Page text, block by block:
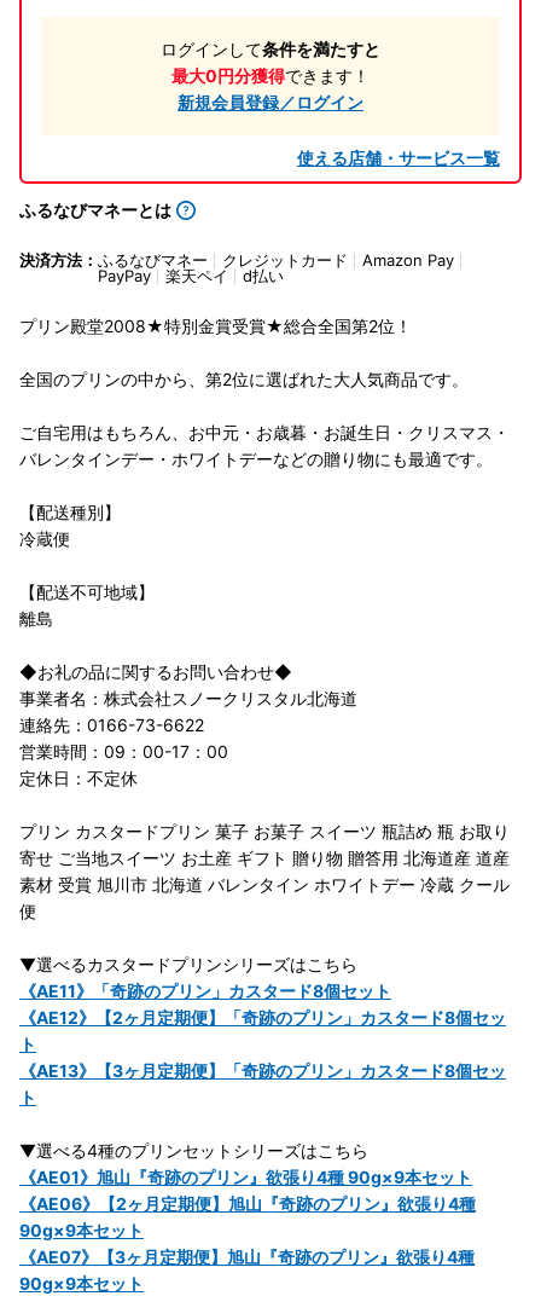
ログインして条件を満たすと
最大0円分獲得できます！
新規会員登録／ログイン
使える店舗・サービス一覧
ふるなびマネーとは
決済方法： ふるなびマネー クレジットカード
Amazon Pay
PayPay
楽天ペイ d払い
プリン殿堂2008★特別金賞受賞★総合全国第2位！
全国のプリンの中から、第2位に選ばれた大人気商品です。
ご自宅用はもちろん、お中元・お歳暮・お誕生日・クリスマス・
バレンタインデー・ホワイトデーなどの贈り物にも最適です。
【配送種別】
冷蔵便
【配送不可地域】
離島
◆お礼の品に関するお問い合わせ◆
事業者名：株式会社スノークリスタル北海道
連絡先：0166-73-6622
営業時間：09：00-17：00
定休日：不定休
プリン カスタードプリン 菓子 お菓子 スイーツ 瓶詰め 瓶 お取り
寄せ ご当地スイーツ お土産 ギフト 贈り物 贈答用 北海道産 道産
素材 受賞 旭川市 北海道 バレンタイン ホワイトデー 冷蔵 クール
便
▼選べるカスタードプリンシリーズはこちら
《AE11》「奇跡のプリン」カスタード8個セット
《AE12》【2ヶ月定期便】「奇跡のプリン」カスタード8個セッ
ト
《AE13》【3ヶ月定期便】「奇跡のプリン」カスタード8個セッ
ト
▼選べる4種のプリンセットシリーズはこちら
《AE01》旭山『奇跡のプリン』欲張り4種 90g×9本セット
《AE06》【2ヶ月定期便】旭山『奇跡のプリン』欲張り4種
90g×9本セット
《AE07》【3ヶ月定期便】旭山『奇跡のプリン』欲張り4種
90g×9本セット